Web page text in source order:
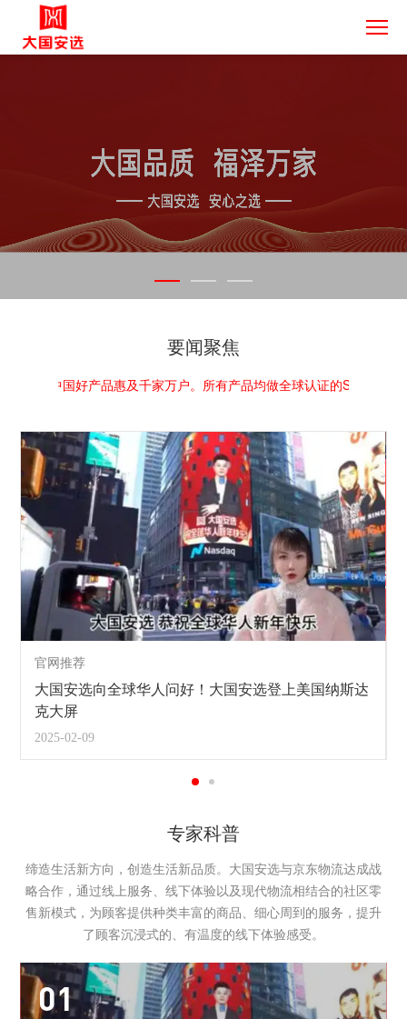
要闻聚焦
中国好产品惠及千家万户。所有产品均做全球认证的SGS检测，
官网推荐
大国安选向全球华人问好！大国安选登上美国纳斯达
克大屏
2025-02-09
专家科普
缔造生活新方向，创造生活新品质。大国安选与京东物流达成战
略合作，通过线上服务、线下体验以及现代物流相结合的社区零
售新模式，为顾客提供种类丰富的商品、细心周到的服务，提升
了顾客沉浸式的、有温度的线下体验感受。
01